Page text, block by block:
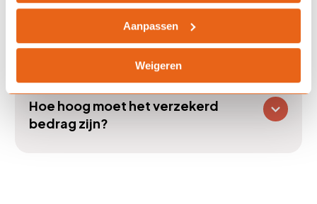
Aanpassen
Weigeren
Geldt de verzekering ook in het
Hoe hoog moet het verzekerd
bedrag zijn?